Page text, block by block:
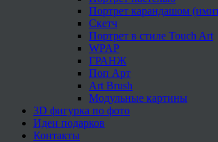
Портрет карандашом
Скетч
Портрет в стиле Touch Art
WPAP
ГРАНЖ
Поп Арт
Art Brush
Модульные картины
3D фигурка по фото
Идеи подарков
Контакты